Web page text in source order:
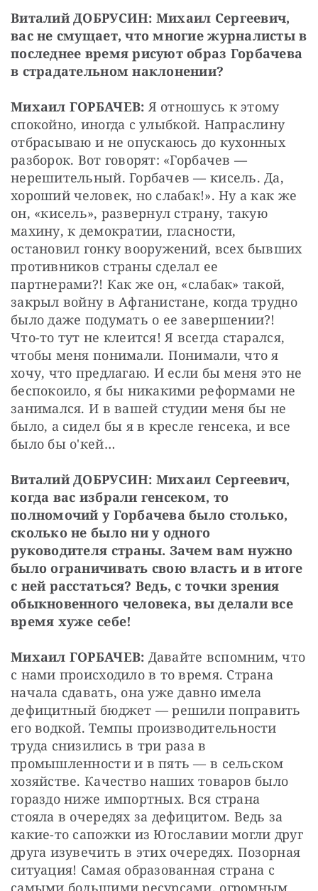
Виталий ДОБРУСИН: Михаил Сергеевич,
вас не смущает, что многие журналисты в
последнее время рисуют образ Горбачева
в страдательном наклонении?
Михаил ГОРБАЧЕВ: Я отношусь к этому
спокойно, иногда с улыбкой. Напраслину
отбрасываю и не опускаюсь до кухонных
разборок. Вот говорят: «Горбачев —
нерешительный. Горбачев — кисель. Да,
хороший человек, но слабак!». Ну а как же
он, «кисель», развернул страну, такую
махину, к демократии, гласности,
остановил гонку вооружений, всех бывших
противников страны сделал ее
партнерами?! Как же он, «слабак» такой,
закрыл войну в Афганистане, когда трудно
было даже подумать о ее завершении?!
Что-то тут не клеится! Я всегда старался,
чтобы меня понимали. Понимали, что я
хочу, что предлагаю. И если бы меня это не
беспокоило, я бы никакими реформами не
занимался. И в вашей студии меня бы не
было, а сидел бы я в кресле генсека, и все
было бы о'кей…
Виталий ДОБРУСИН: Михаил Сергеевич,
когда вас избрали генсеком, то
полномочий у Горбачева было столько,
сколько не было ни у одного
руководителя страны. Зачем вам нужно
было ограничивать свою власть и в итоге
с ней расстаться? Ведь, с точки зрения
обыкновенного человека, вы делали все
время хуже себе!
Михаил ГОРБАЧЕВ: Давайте вспомним, что
с нами происходило в то время. Страна
начала сдавать, она уже давно имела
дефицитный бюджет — решили поправить
его водкой. Темпы производительности
труда снизились в три раза в
промышленности и в пять — в сельском
хозяйстве. Качество наших товаров было
гораздо ниже импортных. Вся страна
стояла в очередях за дефицитом. Ведь за
какие-то сапожки из Югославии могли друг
друга изувечить в этих очередях. Позорная
ситуация! Самая образованная страна с